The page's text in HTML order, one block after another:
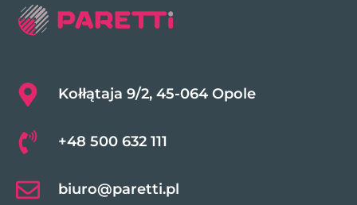
Kołłątaja 9/2, 45-064 Opole
+48 500 632 111
biuro@paretti.pl